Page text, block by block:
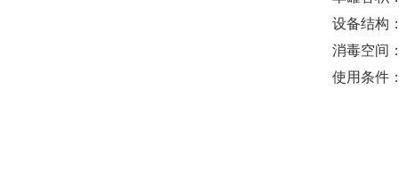
设备结构
消毒空间
使用条件